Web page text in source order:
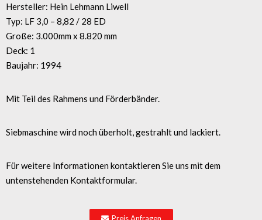
Hersteller: Hein Lehmann Liwell
Typ: LF 3,0 – 8,82 / 28 ED
Große: 3.000mm x 8.820 mm
Deck: 1
Baujahr: 1994
Mit Teil des Rahmens und Förderbänder.
Siebmaschine wird noch überholt, gestrahlt und lackiert.
Für weitere Informationen kontaktieren Sie uns mit dem
untenstehenden Kontaktformular.